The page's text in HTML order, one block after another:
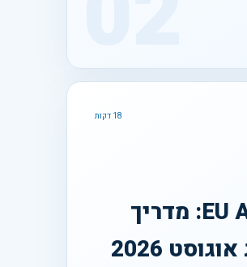
18 דקות
חובת אוריינות AI לפי EU AI Act: מדריך
2026